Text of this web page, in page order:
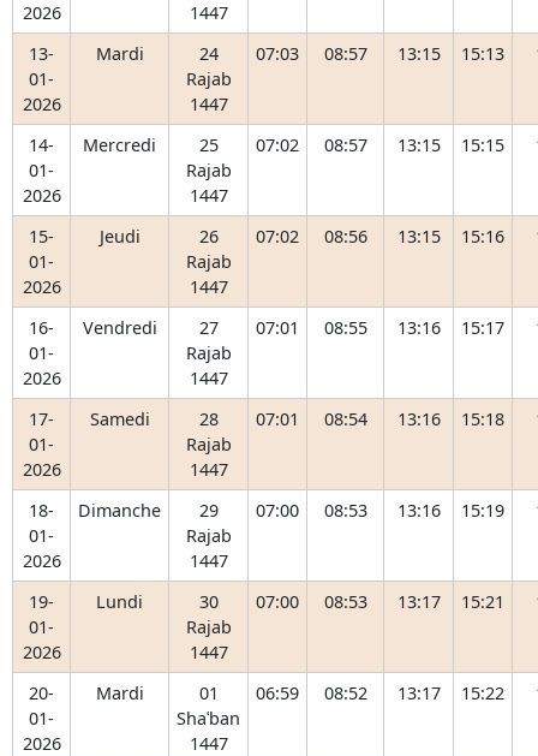
2026
1447
13-
01-
2026
Mardi
24
Rajab
1447
07:03 08:57 13:15 15:13
14-
01-
2026
Mercredi
25
Rajab
1447
07:02 08:57 13:15 15:15
15-
01-
2026
Jeudi
26
Rajab
1447
07:02 08:56 13:15 15:16
16-
01-
2026
Vendredi
27
Rajab
1447
07:01 08:55 13:16 15:17
17-
01-
2026
Samedi
28
Rajab
1447
07:01 08:54 13:16 15:18
18-
01-
2026
Dimanche
29
Rajab
1447
07:00 08:53 13:16 15:19
19-
01-
2026
Lundi
30
Rajab
1447
07:00 08:53 13:17 15:21
20-
01-
2026
Mardi
01
Shaʿban
1447
06:59 08:52 13:17 15:22